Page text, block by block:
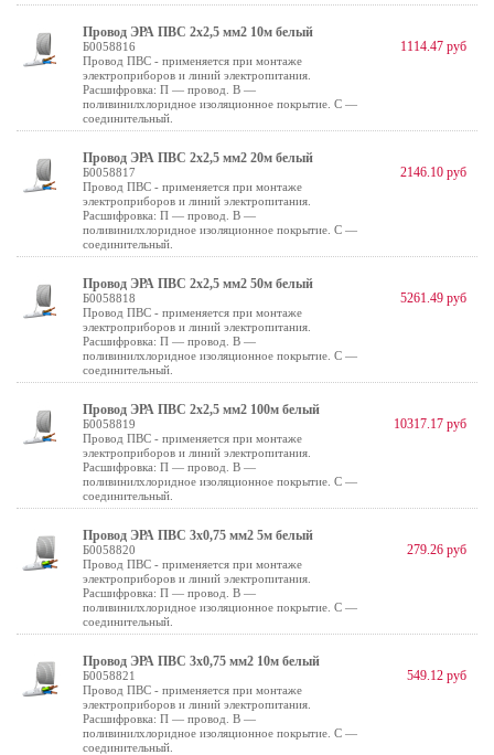
Провод ЭРА ПВС 2х2,5 мм2 10м белый
Б0058816
Провод ПВС - применяется при монтаже
электроприборов и линий электропитания.
Расшифровка: П — провод. В —
поливинилхлоридное изоляционное покрытие. С —
соединительный.
1114.47 руб
Провод ЭРА ПВС 2х2,5 мм2 20м белый
Б0058817
Провод ПВС - применяется при монтаже
электроприборов и линий электропитания.
Расшифровка: П — провод. В —
поливинилхлоридное изоляционное покрытие. С —
соединительный.
2146.10 руб
Провод ЭРА ПВС 2х2,5 мм2 50м белый
Б0058818
Провод ПВС - применяется при монтаже
электроприборов и линий электропитания.
Расшифровка: П — провод. В —
поливинилхлоридное изоляционное покрытие. С —
соединительный.
5261.49 руб
Провод ЭРА ПВС 2х2,5 мм2 100м белый
Б0058819
Провод ПВС - применяется при монтаже
электроприборов и линий электропитания.
Расшифровка: П — провод. В —
поливинилхлоридное изоляционное покрытие. С —
соединительный.
10317.17 руб
Провод ЭРА ПВС 3х0,75 мм2 5м белый
Б0058820
Провод ПВС - применяется при монтаже
электроприборов и линий электропитания.
Расшифровка: П — провод. В —
поливинилхлоридное изоляционное покрытие. С —
соединительный.
279.26 руб
Провод ЭРА ПВС 3х0,75 мм2 10м белый
Б0058821
Провод ПВС - применяется при монтаже
электроприборов и линий электропитания.
Расшифровка: П — провод. В —
поливинилхлоридное изоляционное покрытие. С —
соединительный.
549.12 руб